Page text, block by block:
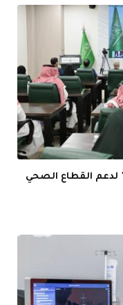
لدعم القطاع الصحي